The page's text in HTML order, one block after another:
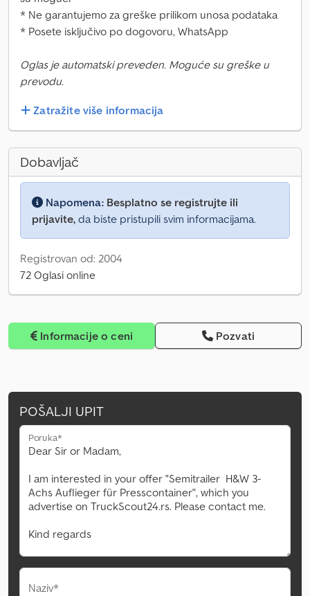
* Ne garantujemo za greške prilikom unosa podataka
* Posete isključivo po dogovoru, WhatsApp
Oglas je automatski preveden. Moguće su greške u
prevodu.
Zatražite više informacija
Dobavljač
Napomena: Besplatno se registrujte ili
prijavite, da biste pristupili svim informacijama.
Registrovan od: 2004
72 Oglasi online
Informacije o ceni Pozvati
POŠALJI UPIT
Poruka*
Naziv*